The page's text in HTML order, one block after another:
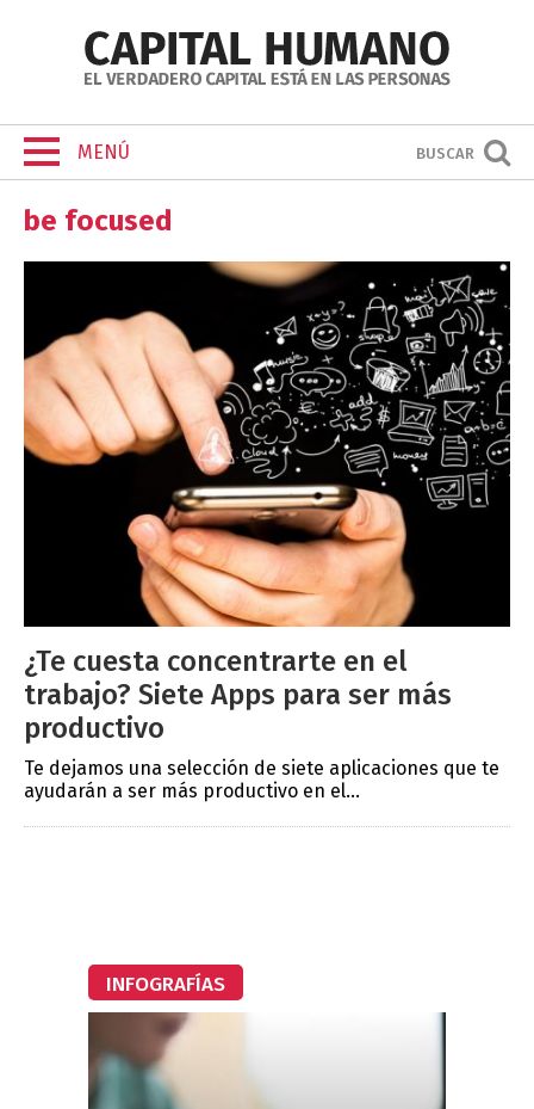
MENÚ BUSCAR
be focused
¿Te cuesta concentrarte en el
trabajo? Siete Apps para ser más
productivo
Te dejamos una selección de siete aplicaciones que te
ayudarán a ser más productivo en el...
INFOGRAFÍAS